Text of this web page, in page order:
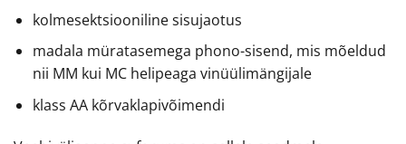
kolmesektsiooniline sisujaotus
madala müratasemega phono-sisend, mis mõeldud
nii MM kui MC helipeaga vinüülimängijale
klass AA kõrvaklapivõimendi